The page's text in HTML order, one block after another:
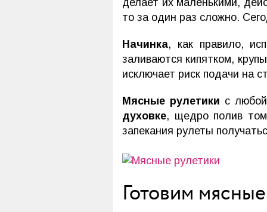
то за один раз сложно.
Начинка, как правило,
заливаются кипятком,
исключает риск подачи на
Мясные рулетики с
духовке, щедро полив
запекания рулеты
Готовим